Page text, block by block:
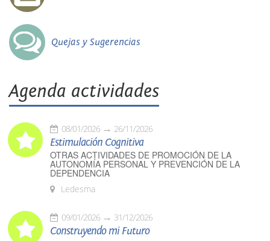
Quejas y Sugerencias
Agenda actividades
08/01/2026 26/11/2026
Estimulación Cognitiva
OTRAS ACTIVIDADES DE PROMOCIÓN DE LA
AUTONOMÍA PERSONAL Y PREVENCIÓN DE LA
DEPENDENCIA
Ledesma
09/01/2026 31/12/2026
Construyendo mi Futuro